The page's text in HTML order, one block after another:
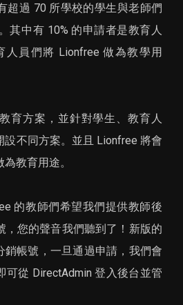
超過 70 所學校的學生與老師們
其中有 10% 的申請者是教育人
人員們將 Lionfree 做為教學用
育方案，並針對學生、教育人
設不同方案。並且 Lionfree 將會
教育用途。
的教師們希望我們提供教師後
，您的聲音我們聽到了！新版的
銷帳號，一旦通過申請，我們會
可從 DirectAdmin 登入後台並管